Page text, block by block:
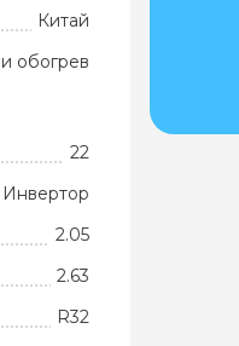
Китай
обогрев
22
Инвертор
2.05
2.63
R32